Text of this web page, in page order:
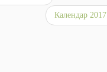
Календар 2017